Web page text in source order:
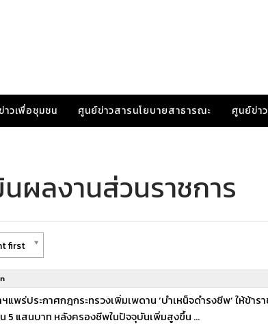
าวเพื่อชุมชน ศูนย์ข่าวสารนโยบายสาธารณะ ศูนย์ข่า
ผลงานส่วนราชการ
first
ฯแพร่ประกาศกฎกระทรวงเพิ่มเพดาน ‘บำเหน็จดำรงชีพ’ ให้ข้
น 5 แสนบาท หลังครองชีพในปัจจุบันเพิ่มสูงขึ้น ...